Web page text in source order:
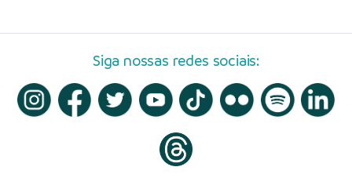
Siga nossas redes sociais: